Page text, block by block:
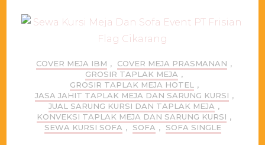
COVER MEJA IBM , COVER MEJA PRASMANAN ,
GROSIR TAPLAK MEJA ,
GROSIR TAPLAK MEJA HOTEL ,
JASA JAHIT TAPLAK MEJA DAN SARUNG KURSI ,
JUAL SARUNG KURSI DAN TAPLAK MEJA ,
KONVEKSI TAPLAK MEJA DAN SARUNG KURSI ,
SEWA KURSI SOFA , SOFA , SOFA SINGLE